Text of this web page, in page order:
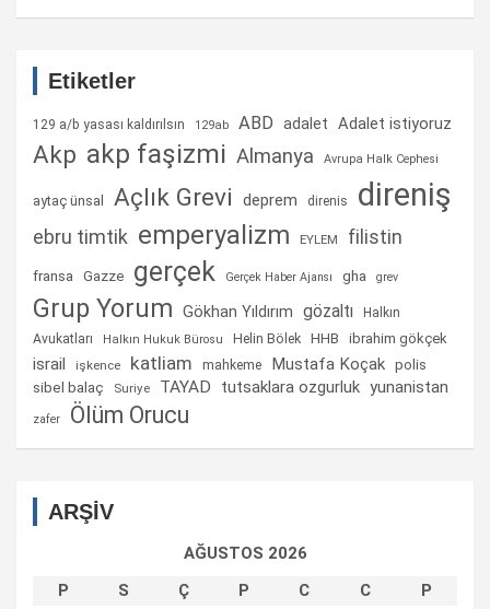
Etiketler
129 a/b yasası kaldırılsın 129ab ABD adalet Adalet istiyoruz
Akp akp faşizmi Almanya Avrupa Halk Cephesi
aytaç ünsal Açlık Grevi deprem direnis direniş
ebru timtik emperyalizm EYLEM filistin
fransa Gazze gerçek Gerçek Haber Ajansı gha grev
Grup Yorum Gökhan Yıldırım gözaltı
Halkın
Avukatları
Halkın Hukuk Bürosu Helin Bölek HHB ibrahim gökçek
israil işkence katliam mahkeme Mustafa Koçak polis
sibel balaç Suriye TAYAD tutsaklara ozgurluk yunanistan
zafer Ölüm Orucu
ARŞİV
AĞUSTOS 2026
P
S Ç P C C
P